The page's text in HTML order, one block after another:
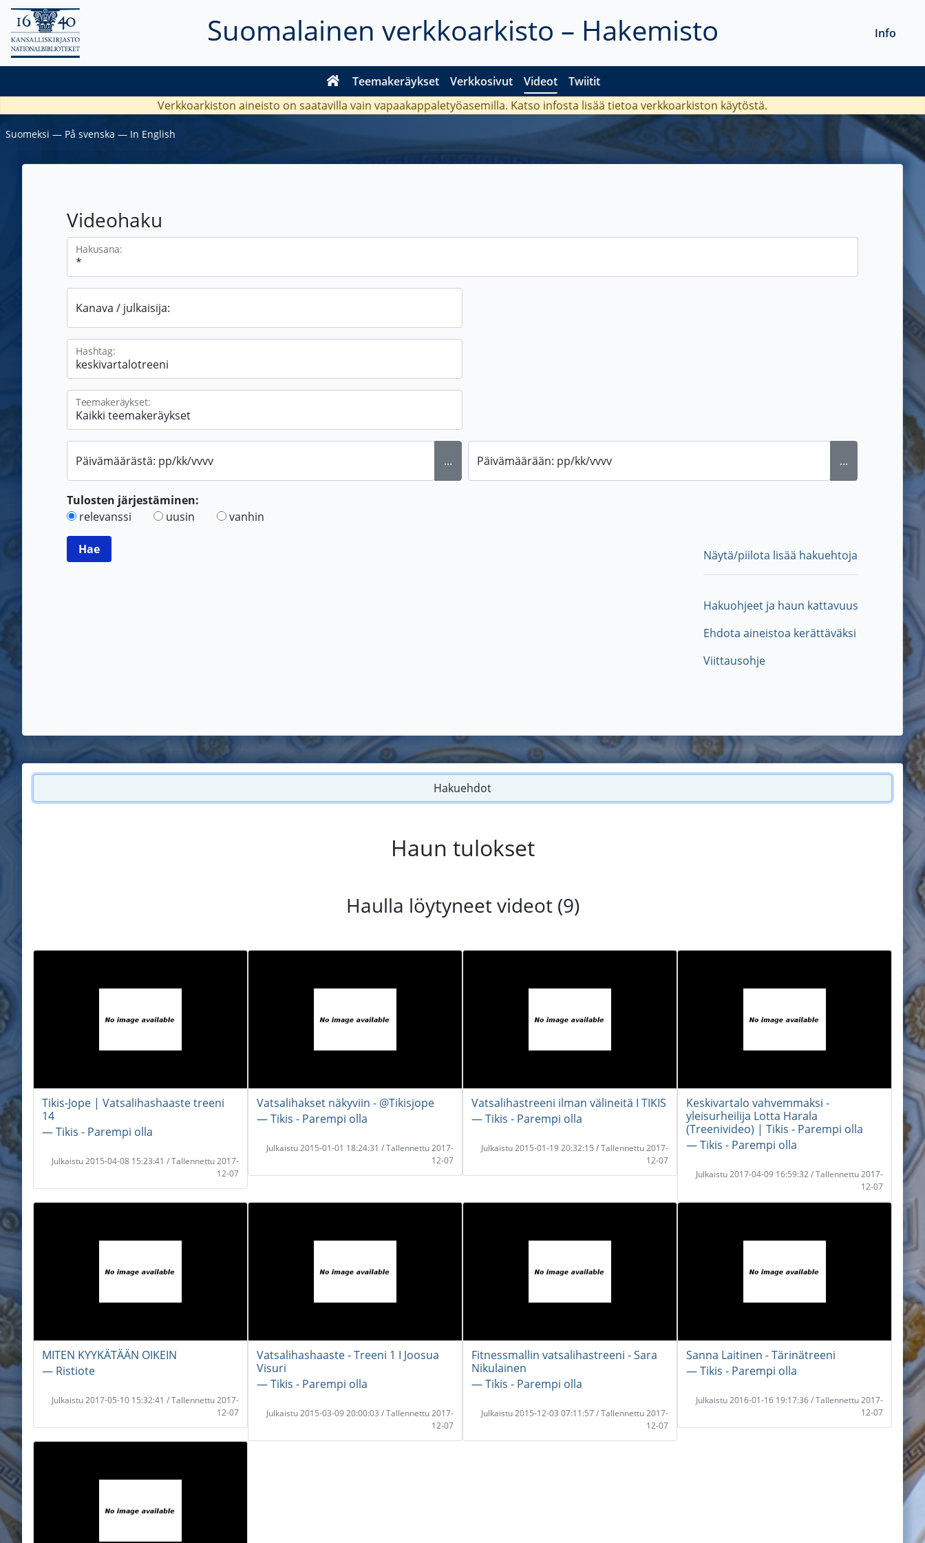
Suomalainen verkkoarkisto – Hakemisto
Teemakeräykset Verkkosivut Videot Twiitit
Info
Verkkoarkiston aineisto on saatavilla vain vapaakappaletyöasemilla. Katso infosta lisää tietoa verkkoarkiston käytöstä.
Suomeksi ― På svenska ― In English
Videohaku
Hakusana:
Kanava / julkaisija:
Hashtag:
Teemakeräykset:
Päivämäärästä: pp/kk/vvvv ... Päivämäärään: pp/kk/vvvv ...
Tulosten järjestäminen:
relevanssi
uusin vanhin
Näytä/piilota lisää hakuehtoja
Hakuohjeet ja haun kattavuus
Ehdota aineistoa kerättäväksi
Viittausohje
Hakuehdot
Haun tulokset
Haulla löytyneet videot (9)
Tikis-Jope | Vatsalihashaaste treeni
14
― Tikis - Parempi olla
Julkaistu 2015-04-08 15:23:41 / Tallennettu 2017-
12-07
Vatsalihakset näkyviin - @Tikisjope
― Tikis - Parempi olla
Julkaistu 2015-01-01 18:24:31 / Tallennettu 2017-
12-07
Vatsalihastreeni ilman välineitä I TIKIS
― Tikis - Parempi olla
Julkaistu 2015-01-19 20:32:15 / Tallennettu 2017-
12-07
Keskivartalo vahvemmaksi -
yleisurheilija Lotta Harala
(Treenivideo) | Tikis - Parempi olla
― Tikis - Parempi olla
Julkaistu 2017-04-09 16:59:32 / Tallennettu 2017-
12-07
MITEN KYYKÄTÄÄN OIKEIN
― Ristiote
Julkaistu 2017-05-10 15:32:41 / Tallennettu 2017-
12-07
Vatsalihashaaste - Treeni 1 I Joosua
Visuri
― Tikis - Parempi olla
Julkaistu 2015-03-09 20:00:03 / Tallennettu 2017-
12-07
Fitnessmallin vatsalihastreeni - Sara
Nikulainen
― Tikis - Parempi olla
Julkaistu 2015-12-03 07:11:57 / Tallennettu 2017-
12-07
Sanna Laitinen - Tärinätreeni
― Tikis - Parempi olla
Julkaistu 2016-01-16 19:17:36 / Tallennettu 2017-
12-07